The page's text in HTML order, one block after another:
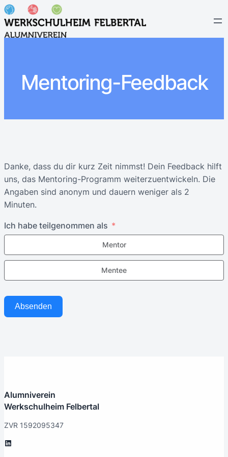
Mentoring-Feedback
Danke, dass du dir kurz Zeit nimmst! Dein Feedback hilft
uns, das Mentoring-Programm weiterzuentwickeln. Die
Angaben sind anonym und dauern weniger als 2
Minuten.
Ich habe teilgenommen als
Mentor
Mentee
Absenden
Alumniverein
Werkschulheim Felbertal
ZVR 1592095347
LinkedIn